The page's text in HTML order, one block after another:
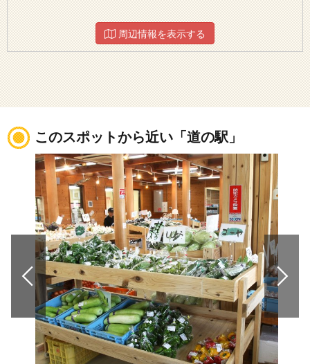
周辺情報を表示する
このスポットから近い「道の駅」